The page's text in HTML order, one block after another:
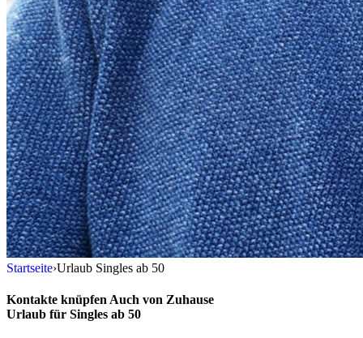
Startseite›Urlaub Singles ab 50
Kontakte knüpfen Auch von Zuhause
Urlaub für Singles ab 50